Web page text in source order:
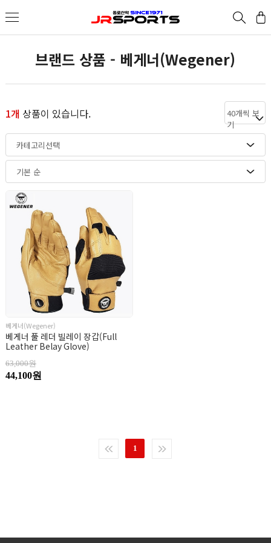
브랜드 상품 - 베게너(Wegener)
1개 상품이 있습니다.
40개씩 보
기
카테고리선택
기본 순
베게너(Wegener)
베게너 풀 레더 빌레이 장갑(Full
Leather Belay Glove)
63,000원
44,100원
1